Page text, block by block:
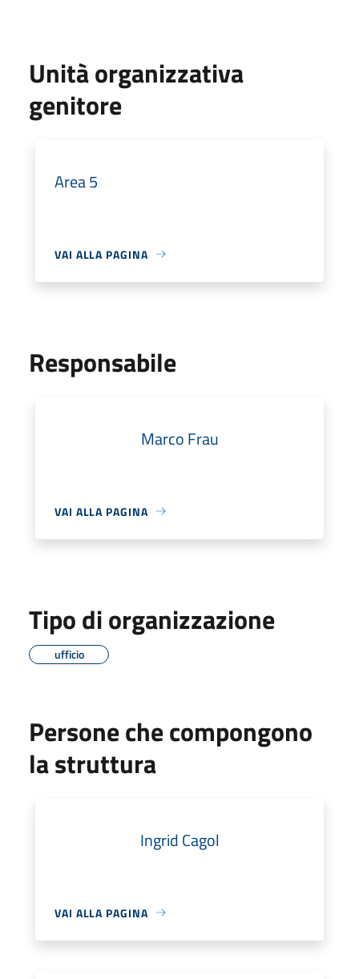
Unità organizzativa
genitore
Area 5
VAI ALLA PAGINA
Responsabile
Marco Frau
VAI ALLA PAGINA
Tipo di organizzazione
ufficio
Persone che compongono
la struttura
Ingrid Cagol
VAI ALLA PAGINA